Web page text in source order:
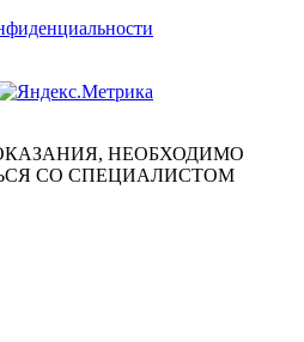
НЕОБХОДИМО
СО СПЕЦИАЛИСТОМ